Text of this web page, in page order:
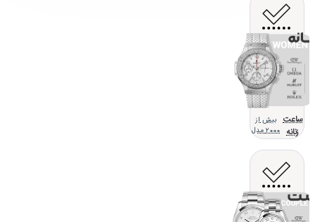
ساعت
زنانه
بیش از
2000 مدل